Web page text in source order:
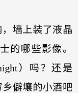
墙上装了液晶
的哪些影像。
）吗？还是
乡僻壤的小酒吧